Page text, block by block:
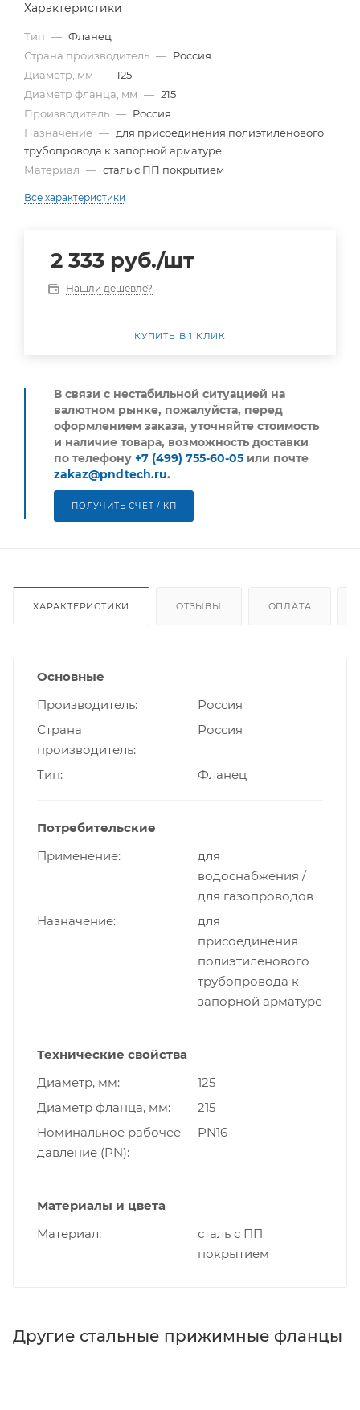
Характеристики
Тип — Фланец
Страна производитель — Россия
Диаметр, мм — 125
Диаметр фланца, мм — 215
Производитель — Россия
Назначение — для присоединения полиэтиленового
трубопровода к запорной арматуре
Материал — сталь с ПП покрытием
Все характеристики
2 333 руб./шт
Нашли дешевле?
КУПИТЬ В 1 КЛИК
В связи с нестабильной ситуацией на
валютном рынке, пожалуйста, перед
оформлением заказа, уточняйте стоимость
и наличие товара, возможность доставки
по телефону +7 (499) 755-60-05 или почте
zakaz@pndtech.ru.
ПОЛУЧИТЬ СЧЕТ / КП
ХАРАКТЕРИСТИКИ ОТЗЫВЫ ОПЛАТА
Основные
Производитель
Россия
Страна
производитель
Россия
Тип Фланец
Потребительские
Применение
для
водоснабжения /
для газопроводов
Назначение
для
присоединения
полиэтиленового
трубопровода к
запорной арматуре
Технические свойства
Диаметр, мм
125
Диаметр фланца, мм
215
Номинальное рабочее
давление (PN)
PN16
Материалы и цвета
Материал
сталь с ПП
покрытием
Другие стальные прижимные фланцы